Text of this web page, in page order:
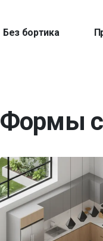
Без бортика
Формы